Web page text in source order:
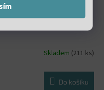
návin 60 metrů
Skladem (211 ks)
Do košíku